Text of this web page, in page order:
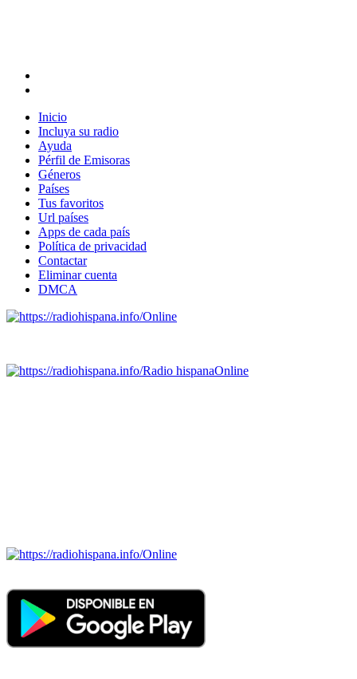
Inicio
Incluya su radio
Ayuda
Pérfil de Emisoras
Géneros
Países
Tus favoritos
Url países
Apps de cada país
Política de privacidad
Contactar
Eliminar cuenta
DMCA
Online
Radio hispanaOnline
Online